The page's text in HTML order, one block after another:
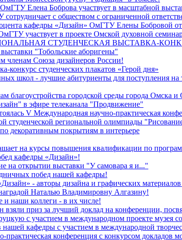
Елена Боброва участвует в масштабной
с обществом с ограниченной
кафедры «Дизайн» ОмГТУ Елены Бобровой
участвует в проекте Омской духовной
СТУДЕНЧЕСКАЯ ВЫСТАВКА-
"Тобольские аборигены"
членам Союза дизайнеров России!
конкурс студенческих плакатов «Герой дня»
школ - лучшие абитуриенты для поступления
благоустройства городской среды города Омска и
в эфире телеканала "Продвижение"
V Международная научно-практическая
студенческой региональной олимпиады
декоративным покрытиям в интерьере
на курсы повышения квалификации по
кафедры «Дизайн»!
на открытии выставки "У самовара я и..."
побед нашей кафедры!
- авторы дизайна и графических
Наталью Владимировну Алгазину!
наши коллеги - в их числе!
приз за лучший доклад на конференции,
с участием в международном проекте
нашей кафедры с участием в международной
практическая конференция с конкурсом докладов